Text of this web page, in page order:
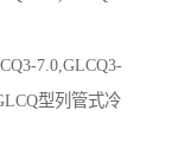
7.0,GLCQ3-
型列管式冷